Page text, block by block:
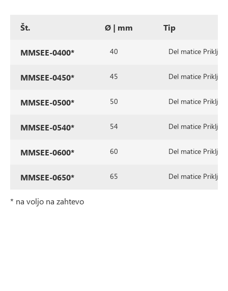
Št. Ø | mm Tip
MMSEE-0400* 40 Del matice
MMSEE-0450* 45 Del matice
MMSEE-0500* 50 Del matice
MMSEE-0540* 54 Del matice
MMSEE-0600* 60 Del matice
MMSEE-0650* 65 Del matice
* na voljo na zahtevo